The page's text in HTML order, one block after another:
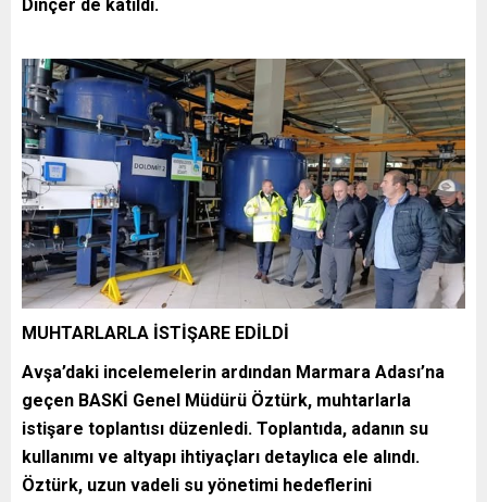
Dinçer de katıldı.
MUHTARLARLA İSTİŞARE EDİLDİ
Avşa’daki incelemelerin ardından Marmara Adası’na
geçen BASKİ Genel Müdürü Öztürk, muhtarlarla
istişare toplantısı düzenledi. Toplantıda, adanın su
kullanımı ve altyapı ihtiyaçları detaylıca ele alındı.
Öztürk, uzun vadeli su yönetimi hedeflerini